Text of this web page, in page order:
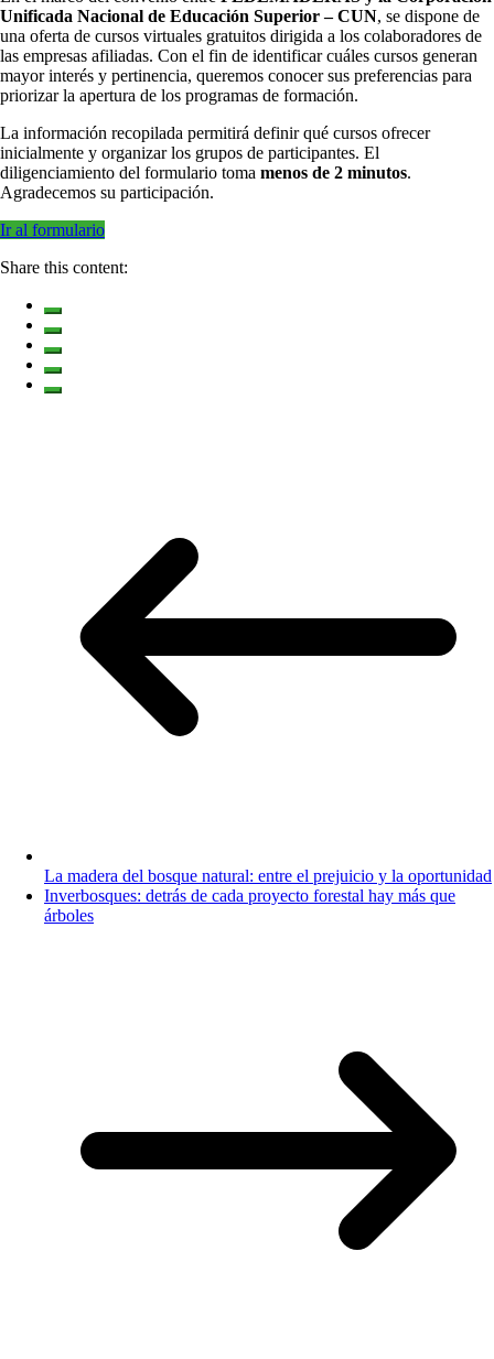
Unificada Nacional de Educación Superior – CUN, se dispone de
una oferta de cursos virtuales gratuitos dirigida a los colaboradores de
las empresas afiliadas. Con el fin de identificar cuáles cursos generan
mayor interés y pertinencia, queremos conocer sus preferencias para
priorizar la apertura de los programas de formación.
La información recopilada permitirá definir qué cursos ofrecer
inicialmente y organizar los grupos de participantes. El
diligenciamiento del formulario toma menos de 2 minutos.
Agradecemos su participación.
Ir al formulario
Share this content:
La madera del bosque natural: entre el prejuicio y la oportunidad
Inverbosques: detrás de cada proyecto forestal hay más que
árboles